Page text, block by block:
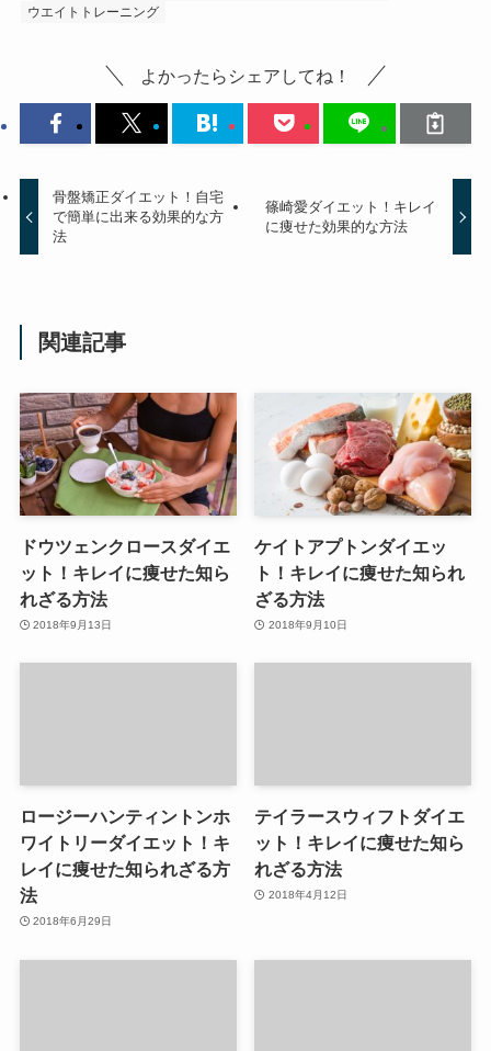
ウエイトトレーニング
よかったらシェアしてね！
骨盤矯正ダイエット！自宅
で簡単に出来る効果的な方
法
篠崎愛ダイエット！キレイ
に痩せた効果的な方法
関連記事
ドウツェンクロースダイエ
ット！キレイに痩せた知ら
れざる方法
2018年9月13日
ケイトアプトンダイエッ
ト！キレイに痩せた知られ
ざる方法
2018年9月10日
ロージーハンティントンホ
ワイトリーダイエット！キ
レイに痩せた知られざる方
法
2018年6月29日
テイラースウィフトダイエ
ット！キレイに痩せた知ら
れざる方法
2018年4月12日